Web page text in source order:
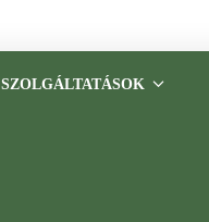
SZOLGÁLTATÁSOK